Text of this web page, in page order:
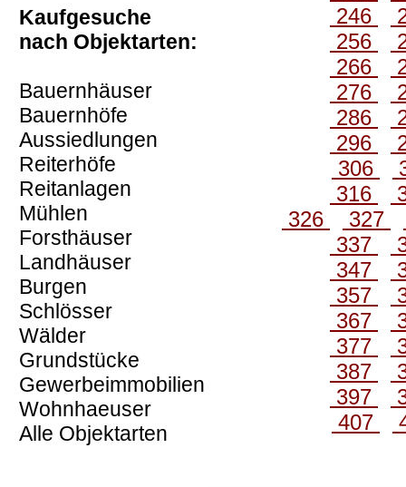
Kaufgesuche
nach Objektarten:
Bauernhäuser
Bauernhöfe
Aussiedlungen
Reiterhöfe
Reitanlagen
Mühlen
Forsthäuser
Landhäuser
Burgen
Schlösser
Wälder
Grundstücke
Gewerbeimmobilien
Wohnhaeuser
Alle Objektarten
246
256
266
276
286
296
306
316
326
327
337
347
357
367
377
387
397
407